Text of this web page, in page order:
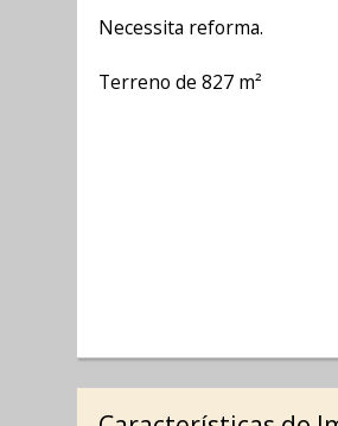
Necessita reforma.
Terreno de 827 m²